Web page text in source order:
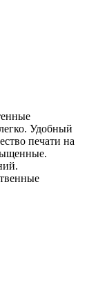
Удобный
печати на